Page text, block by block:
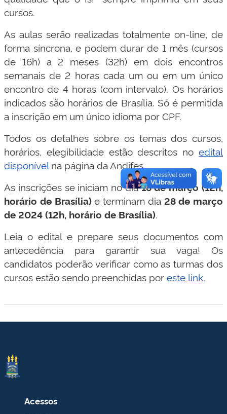
cursos.
As aulas serão realizadas totalmente on-line, de
forma síncrona, e podem durar de 1 mês (cursos
de 16h) a 2 meses (32h) em dois encontros
semanais de 2 horas cada um ou em um único
encontro de 4 horas (com intervalo). Os horários
indicados são horários de Brasília. Só é permitida
a inscrição em um único idioma por CPF.
Todos os detalhes sobre os temas dos cursos,
horários, elegibilidade estão descritos no edital
disponívelna página da Andifes.
As inscrições se iniciam no dia18 de março (12h,
horário de Brasília)e terminam dia 28 de março
de 2024 (12h, horário de Brasília).
Leia o edital e prepare seus documentos com
antecedência para garantir sua vaga! Os
candidatos poderão verificar como as turmas dos
cursos estão sendo preenchidas poreste link.
Acessos